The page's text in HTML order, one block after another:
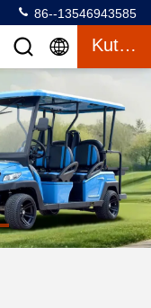
86--13546943585
Kutipan